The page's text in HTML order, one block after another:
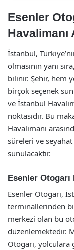
Esenler
Havalimanı
İstanbul,
olmasının yanı
bilinir. Şehir, hem
birçok seçenek
ve İstanbul
noktasıdır. Bu
Havalimanı
süreleri ve
sunulacaktır.
Esenler Otogarı
Esenler Otogarı,
terminallerinden
merkezi olan bu
düzenlemektedir.
Otogarı, yolculara